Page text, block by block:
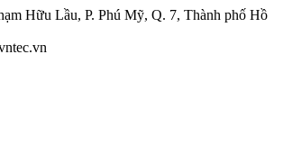
Hữu Lầu, P. Phú Mỹ, Q. 7, Thành phố Hồ